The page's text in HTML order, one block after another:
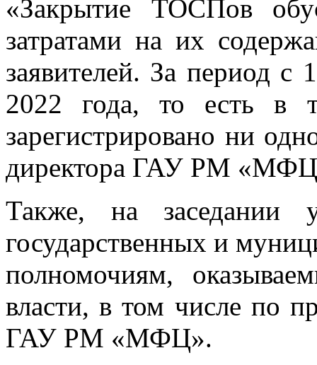
«Закрытие ТОСПов
затратами на их
заявителей. За период с
2022 года, то есть в
зарегистрировано ни
директора ГАУ РМ
Также, на заседании
государственных и
полномочиям,
власти, в том числе по
ГАУ РМ «МФЦ».